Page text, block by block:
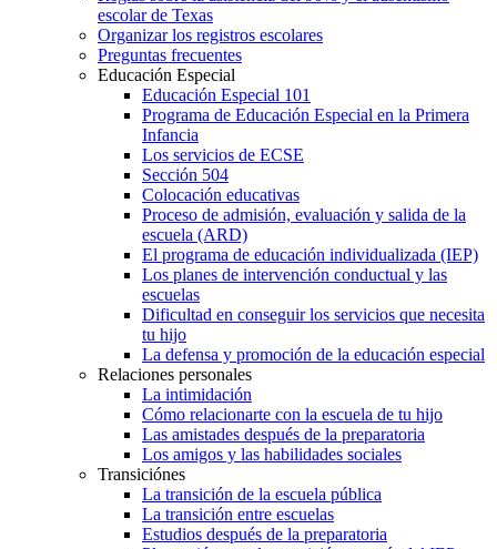
escolar de Texas
Organizar los registros escolares
Preguntas frecuentes
Educación Especial
Educación Especial 101
Programa de Educación Especial en la Primera
Infancia
Los servicios de ECSE
Sección 504
Colocación educativas
Proceso de admisión, evaluación y salida de la
escuela (ARD)
El programa de educación individualizada (IEP)
Los planes de intervención conductual y las
escuelas
Dificultad en conseguir los servicios que necesita
tu hijo
La defensa y promoción de la educación especial
Relaciones personales
La intimidación
Cómo relacionarte con la escuela de tu hijo
Las amistades después de la preparatoria
Los amigos y las habilidades sociales
Transiciónes
La transición de la escuela pública
La transición entre escuelas
Estudios después de la preparatoria